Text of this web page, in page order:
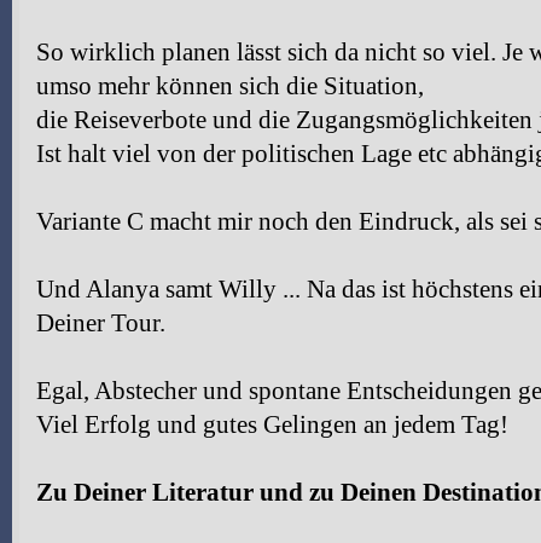
So wirklich planen lässt sich da nicht so viel. Je
umso mehr können sich die Situation,
die Reiseverbote und die
Ist halt viel von der politischen Lage etc
Variante C macht mir noch den Eindruck, als sei
Und Alanya samt Willy ... Na das ist höchstens
Deiner Tour.
Egal, Abstecher und spontane Entscheidungen
Viel Erfolg und gutes Gelingen an jedem Tag!
Zu Deiner Literatur und zu Deinen